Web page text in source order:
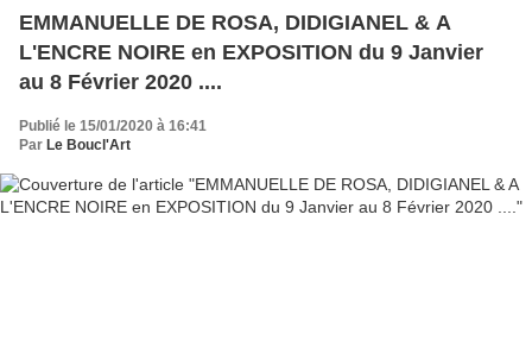
EMMANUELLE DE ROSA, DIDIGIANEL & A
L'ENCRE NOIRE en EXPOSITION du 9 Janvier
au 8 Février 2020 ....
Publié le 15/01/2020 à 16:41
Par Le Boucl'Art